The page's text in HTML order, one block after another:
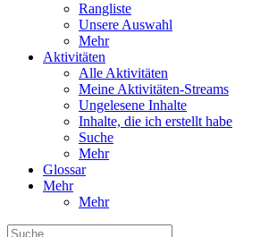
Rangliste
Unsere Auswahl
Mehr
Aktivitäten
Alle Aktivitäten
Meine Aktivitäten-Streams
Ungelesene Inhalte
Inhalte, die ich erstellt habe
Suche
Mehr
Glossar
Mehr
Mehr